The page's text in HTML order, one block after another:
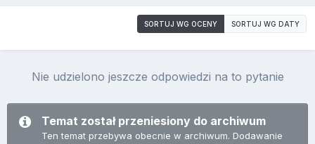
SORTUJ WG OCENY SORTUJ WG DATY
Nie udzielono jeszcze odpowiedzi na to pytanie
Temat został przeniesiony do archiwum
Ten temat przebywa obecnie w archiwum. Dodawanie